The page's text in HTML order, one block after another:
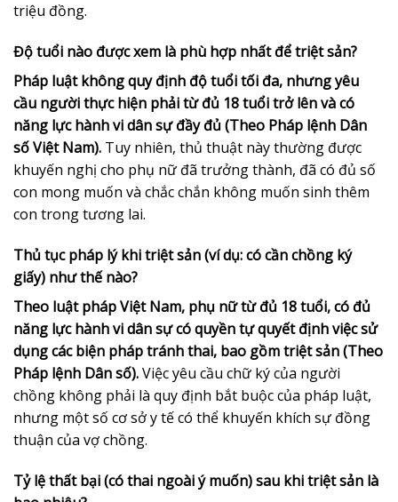
triệu đồng.
Độ tuổi nào được xem là phù hợp nhất để triệt sản?
Pháp luật không quy định độ tuổi tối đa, nhưng yêu
cầu người thực hiện phải từ đủ 18 tuổi trở lên và có
năng lực hành vi dân sự đầy đủ (Theo Pháp lệnh Dân
số Việt Nam). Tuy nhiên, thủ thuật này thường được
khuyến nghị cho phụ nữ đã trưởng thành, đã có đủ số
con mong muốn và chắc chắn không muốn sinh thêm
con trong tương lai.
Thủ tục pháp lý khi triệt sản (ví dụ: có cần chồng ký
giấy) như thế nào?
Theo luật pháp Việt Nam, phụ nữ từ đủ 18 tuổi, có đủ
năng lực hành vi dân sự có quyền tự quyết định việc sử
dụng các biện pháp tránh thai, bao gồm triệt sản (Theo
Pháp lệnh Dân số).Việc yêu cầu chữ ký của người
chồng không phải là quy định bắt buộc của pháp luật,
nhưng một số cơ sở y tế có thể khuyến khích sự đồng
thuận của vợ chồng.
Tỷ lệ thất bại (có thai ngoài ý muốn) sau khi triệt sản là